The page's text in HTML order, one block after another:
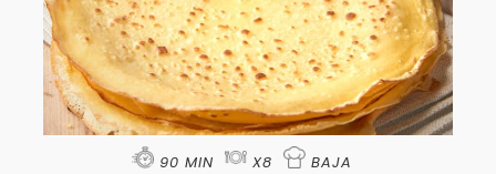
90 MIN X8 BAJA